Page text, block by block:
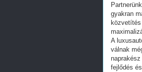
gyakran
A
válnak
fejlődés